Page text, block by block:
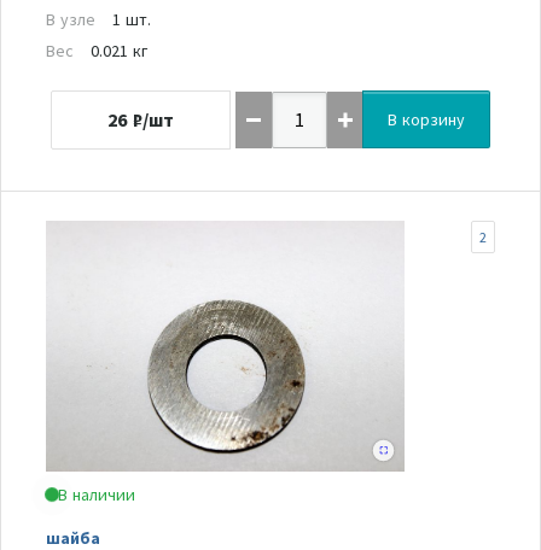
В узле
1 шт.
Вес
0.021 кг
26 ₽/шт В корзину
В наличии
шайба
2